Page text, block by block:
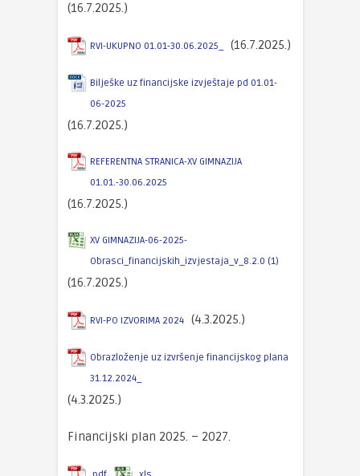
(16.7.2025.)
RVI-UKUPNO 01.01-30.06.2025_ (16.7.2025.)
Bilješke uz financijske izvještaje pd 01.01-
06-2025
(16.7.2025.)
REFERENTNA STRANICA-XV GIMNAZIJA
01.01.-30.06.2025
(16.7.2025.)
XV GIMNAZIJA-06-2025-
Obrasci_financijskih_izvjestaja_v_8.2.0 (1)
(16.7.2025.)
RVI-PO IZVORIMA 2024 (4.3.2025.)
Obrazloženje uz izvršenje financijskog plana
31.12.2024_
(4.3.2025.)
Financijski plan 2025. – 2027.